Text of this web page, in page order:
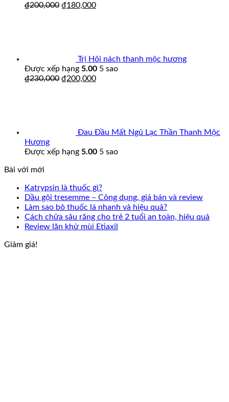
₫200,000 ₫180,000
Trị Hôi nách thanh mộc hương
Được xếp hạng 5.00 5 sao
₫230,000 ₫200,000
Đau Đầu Mất Ngủ Lạc Thần Thanh Mộc
Hương
Được xếp hạng 5.00 5 sao
Bài với mới
Katrypsin là thuốc gì?
Dầu gội tresemme – Công dụng, giá bán và review
Làm sao bỏ thuốc lá nhanh và hiệu quả?
Cách chữa sâu răng cho trẻ 2 tuổi an toàn, hiệu quả
Review lăn khử mùi Etiaxil
Giảm giá!